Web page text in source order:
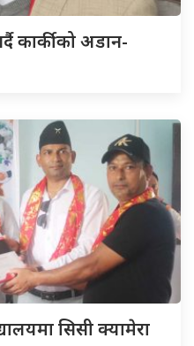
कार्कीको अडान-
सिसी क्यामेरा